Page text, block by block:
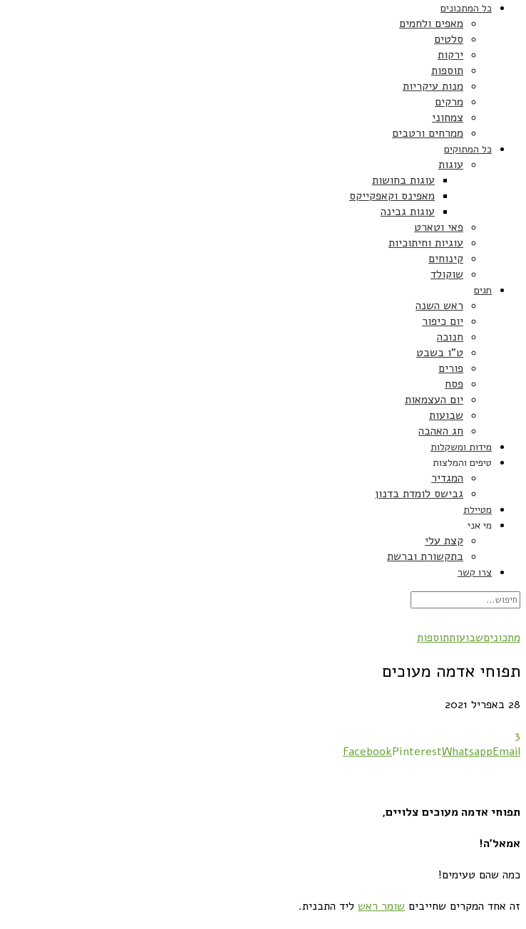
כל המתכונים
מאפים ולחמים
סלטים
ירקות
תוספות
מנות עיקריות
מרקים
צמחוני
ממרחים ורטבים
כל המתוקים
עוגות
עוגות בחושות
מאפינס וקאפקייקס
עוגות גבינה
פאי וטארט
עוגיות וחיתוכיות
קינוחים
שוקולד
חגים
ראש השנה
יום כיפור
חנוכה
ט”ו בשבט
פורים
פסח
יום העצמאות
שבועות
חג האהבה
מידות ומשקלות
טיפים והמלצות
המגדיר
גבישס לומדת בדנון
מטיילת
מי אני
קצת עלי
בתקשורת וברשת
צרו קשר
מתכוניםשבועותתוספות
תפוחי אדמה מעוכים
28 באפריל 2021
3
FacebookPinterestWhatsappEmail
תפוחי אדמה מעוכים צלויים,
אמאל׳ה!
כמה שהם טעימים!
זה אחד המקרים שחייבים שומר ראש ליד התבנית.